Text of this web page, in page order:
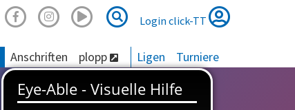
Suche
Suche
Login click-TT
Anschriften plopp Ligen Turniere